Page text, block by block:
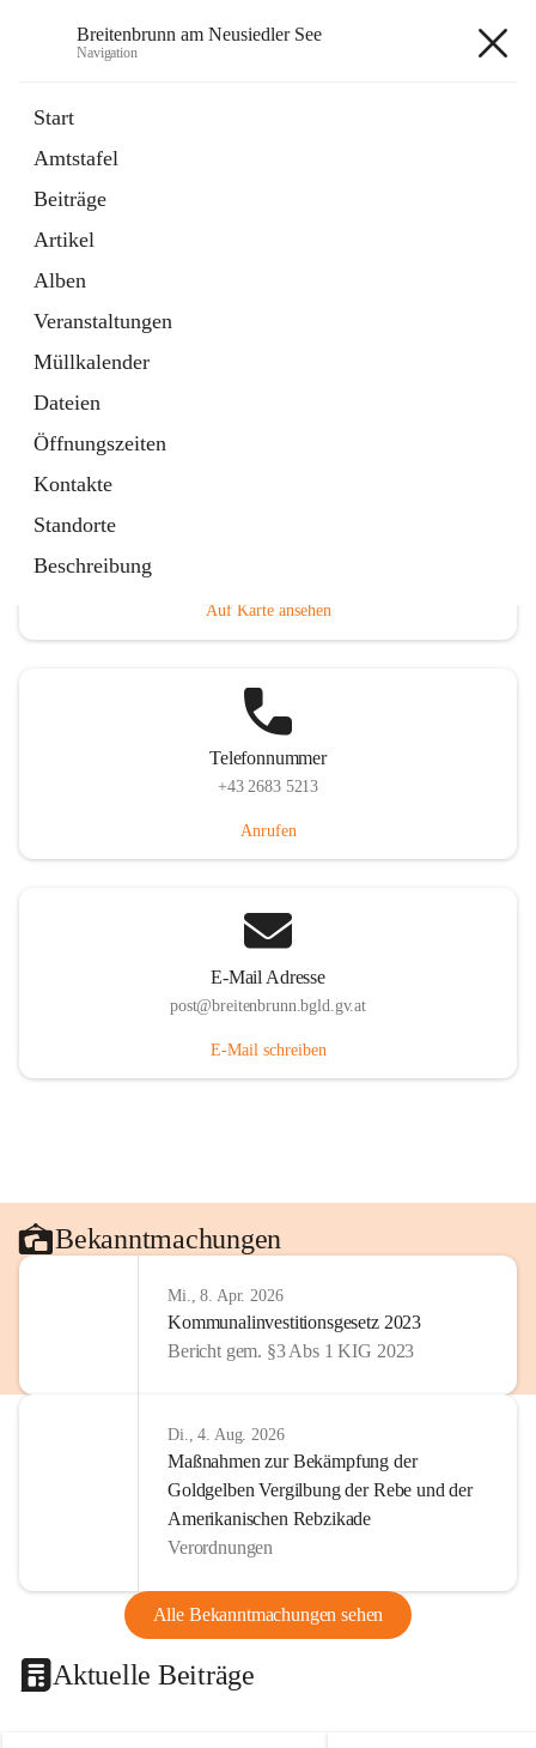
Breitenbrunn am Neusiedler See
Navigation
Start
Amtstafel
Beiträge
Artikel
Alben
Veranstaltungen
Müllkalender
Dateien
Öffnungszeiten
Kontakte
Standorte
Beschreibung
18 Schnellzugriffe
Gemeindeservice
Auf Karte ansehen
Telefonnummer
+43 2683 5213
Anrufen
E-Mail Adresse
post@breitenbrunn.bgld.gv.at
E-Mail schreiben
Bekanntmachungen
Mi., 8. Apr. 2026
Kommunalinvestitionsgesetz 2023
Bericht gem. §3 Abs 1 KIG 2023
Di., 4. Aug. 2026
Maßnahmen zur Bekämpfung der
Goldgelben Vergilbung der Rebe und der
Amerikanischen Rebzikade
Verordnungen
Alle Bekanntmachungen sehen
Aktuelle Beiträge